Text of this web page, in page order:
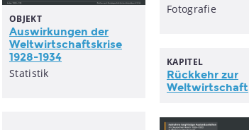
OBJEKT
Auswirkungen der
Weltwirtschaftskrise
1928-1934
Statistik
Fotografie
KAPITEL
Rückkehr zur
Weltwirtschaft